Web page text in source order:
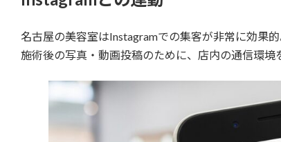
名古屋の美容室はInstagramでの集客が非常に効果的
施術後の写真・動画投稿のために、店内の通信環境